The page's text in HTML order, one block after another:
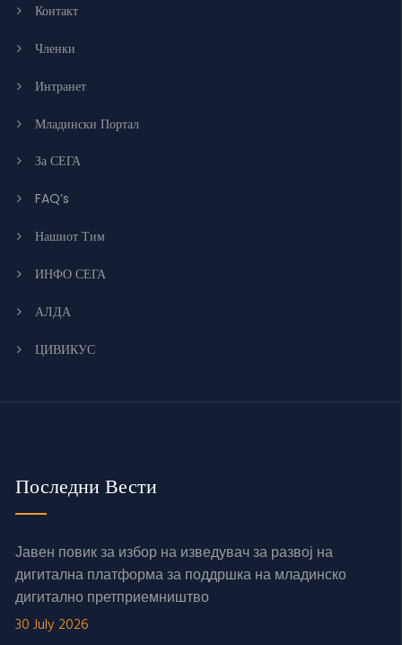
Контакт
Членки
Интранет
Младински Портал
За СЕГА
FAQ’s
Нашиот Тим
ИНФО СЕГА
АЛДА
ЦИВИКУС
Последни Вести
Јавен повик за избор на изведувач за развој на
дигитална платформа за поддршка на младинско
дигитално претприемништво
30 July 2026